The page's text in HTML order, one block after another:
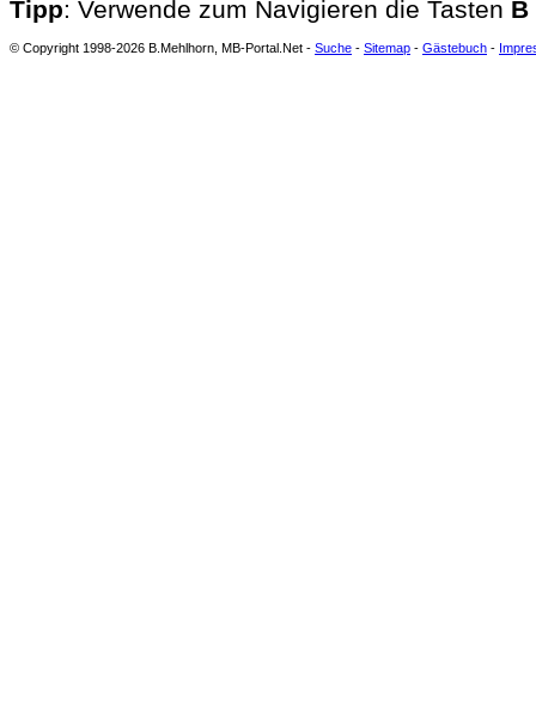
Tipp: Verwende zum Navigieren die Tasten B
© Copyright 1998-2026 B.Mehlhorn, MB-Portal.Net - Suche - Sitemap - Gästebuch -